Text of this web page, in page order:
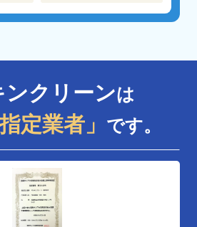
ンクリーンは
定業者」 です。